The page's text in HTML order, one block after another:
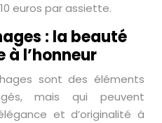
euros par assiette.
: la beauté
l’honneur
sont des éléments
mais qui peuvent
et d’originalité à